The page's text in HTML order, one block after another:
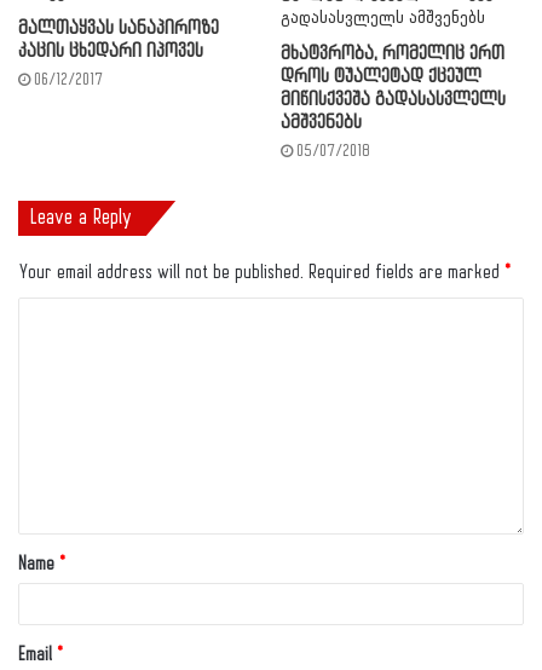
მალთაყვას სანაპიროზე
კაცის ცხედარი იპოვეს
06/12/2017
მხატვრობა, რომელიც ერთ
დროს ტუალეტად ქცეულ
მიწისქვეშა გადასასვლელს
ამშვენებს
05/07/2018
Leave a Reply
Your email address will not be published. Required fields are marked *
Name *
Email *